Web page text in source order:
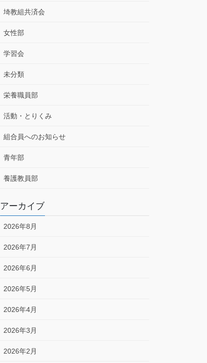
埼教組共済会
女性部
学習会
未分類
栄養職員部
活動・とりくみ
組合員へのお知らせ
青年部
養護教員部
アーカイブ
2026年8月
2026年7月
2026年6月
2026年5月
2026年4月
2026年3月
2026年2月